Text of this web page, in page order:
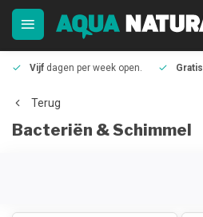
Vijf dagen per week open. Gratis
Terug
Bacteriën & Schimmel